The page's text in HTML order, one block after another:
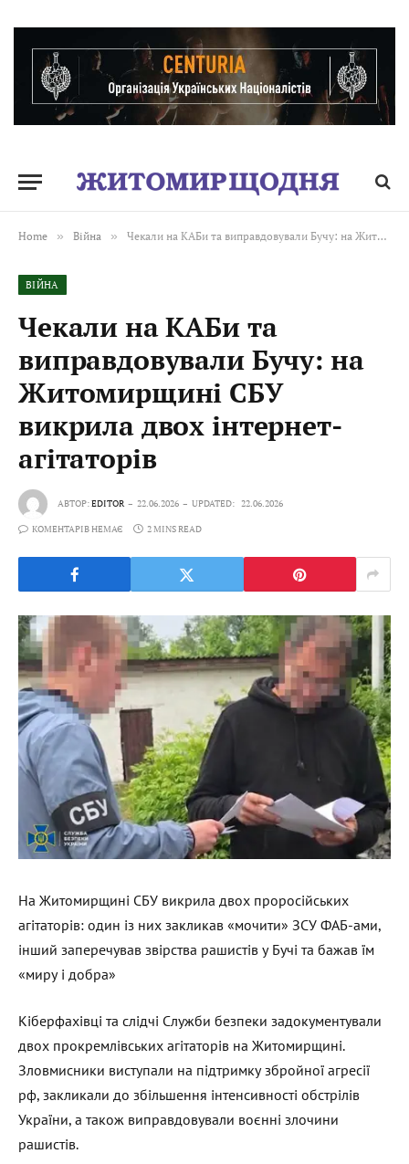
Home » Війна » Чекали на КАБи та виправдовували Бучу: на Житомирщині СБУ викрила двох інтернет-агітаторів
ВІЙНА
Чекали на КАБи та
виправдовували Бучу: на
Житомирщині СБУ
викрила двох інтернет-
агітаторів
АВТОР:EDITOR 22.06.2026 UPDATED: 22.06.2026
КОМЕНТАРІВ НЕМАЄ 2 MINS READ
На Житомирщині СБУ викрила двох проросійських
агітаторів: один із них закликав «мочити» ЗСУ ФАБ-ами,
інший заперечував звірства рашистів у Бучі та бажав їм
«миру і добра»
Кіберфахівці та слідчі Служби безпеки задокументували
двох прокремлівських агітаторів на Житомирщині.
Зловмисники виступали на підтримку збройної агресії
рф, закликали до збільшення інтенсивності обстрілів
України, а також виправдовували воєнні злочини
рашистів.